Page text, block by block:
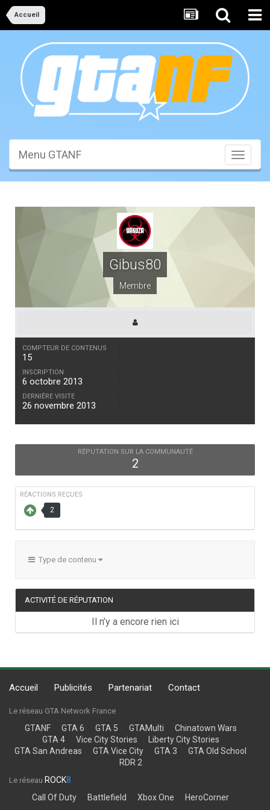
Accueil
Toggle
Menu GTANF
Gibus80
Membre
COMPTEUR DE CONTENUS
15
INSCRIPTION
6 octobre 2013
DERNIÈRE VISITE
26 novembre 2013
RÉPUTATION SUR LA COMMUNAUTÉ
2
RÉACTIONS REÇUES
2
Type de contenu
ACTIVITÉ DE RÉPUTATION
Il n’y a encore rien ici
Accueil Publicités Partenariat Contact
Le réseau GTA Network France
GTANF GTA 6 GTA 5 GTAMulti
Chinatown Wars
GTA 4
Vice City Stories
Liberty City Stories
GTA San Andreas
GTA Vice City GTA 3
GTA Old School
RDR 2
Le réseau ROCK8
Call Of Duty
Battlefield Xbox One HeroCorner